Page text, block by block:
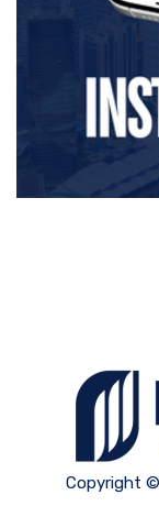
Copyright